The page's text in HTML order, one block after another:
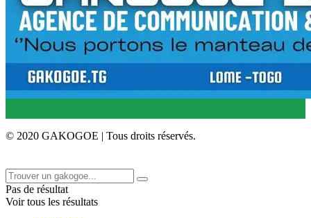
© 2020 GAKOGOE | Tous droits réservés.
Pas de résultat
Voir tous les résultats